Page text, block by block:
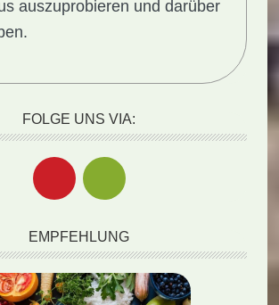
auszuprobieren und darüber
FOLGE UNS VIA:
EMPFEHLUNG